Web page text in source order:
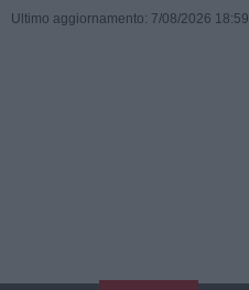
Ultimo aggiornamento: 7/08/2026 18:59 |